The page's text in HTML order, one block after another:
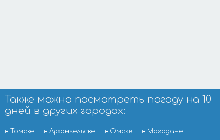
Также можно посмотреть погоду на 10
дней в других городах:
в Томске в Архангельске в Омске в Магадане